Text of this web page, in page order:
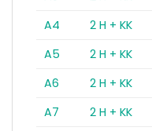
A4
2 H + KK
A5
2 H + KK
A6
2 H + KK
A7
2 H + KK